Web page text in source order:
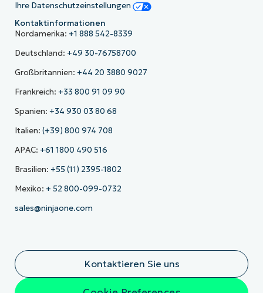
Ihre Datenschutzeinstellungen
Kontaktinformationen
Nordamerika: +1 888 542-8339
Deutschland: +49 30-76758700
Großbritannien: +44 20 3880 9027
Frankreich: +33 800 91 09 90
Spanien: +34 930 03 80 68
Italien: (+39) 800 974 708
APAC: +61 1800 490 516
Brasilien: +55 (11) 2395-1802
Mexiko: + 52 800-099-0732
sales@ninjaone.com
Kontaktieren Sie uns